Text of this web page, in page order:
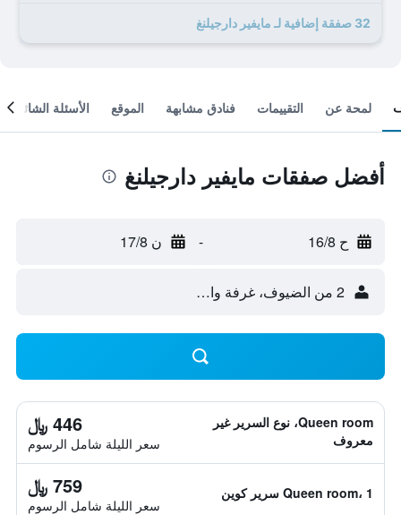
32 صفقة إضافية لـ مايفير دارجيلنغ
لمحة عن التقييمات فنادق مشابهة الموقع الأسئلة الشائعة
أفضل صفقات مايفير دارجيلنغ
ح 16/8 - ن 17/8
2 من الضيوف، غرفة واحدة
Queen room، نوع السرير غير
معروف
446 ﷼
سعر الليلة شامل الرسوم
Queen room، 1 سرير كوين 759 ﷼
سعر الليلة شامل الرسوم